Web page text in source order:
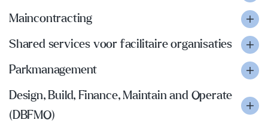
Maincontracting
Shared services voor facilitaire organisaties
Parkmanagement
Design, Build, Finance, Maintain and Operate
(DBFMO)